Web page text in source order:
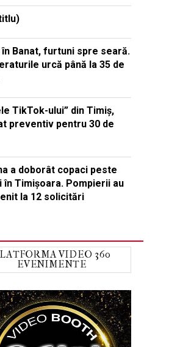
Banat, furtuni spre seară.
urcă până la 35 de
TikTok-ului” din Timiș,
preventiv pentru 30 de
a doborât copaci peste
în Timișoara. Pompierii au
la 12 solicitări
VIDEO 360
EVENIMENTE